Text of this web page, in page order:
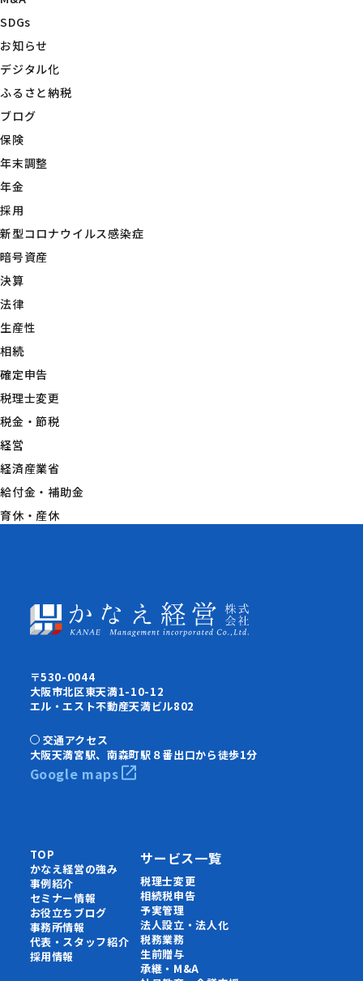
SDGs
お知らせ
デジタル化
ふるさと納税
ブログ
保険
年末調整
年金
採用
新型コロナウイルス感染症
暗号資産
決算
法律
生産性
相続
確定申告
税理士変更
税金・節税
経営
経済産業省
給付金・補助金
育休・産休
〒530-0044
大阪市北区東天満1-10-12
エル・エスト不動産天満ビル802
交通アクセス
大阪天満宮駅、南森町駅８番出口から徒歩1分
Google maps
TOP
かなえ経営の強み
事例紹介
セミナー情報
お役立ちブログ
事務所情報
代表・スタッフ紹介
採用情報
サービス一覧
税理士変更
相続税申告
予実管理
法人設立・法人化
税務業務
生前贈与
承継・M&A